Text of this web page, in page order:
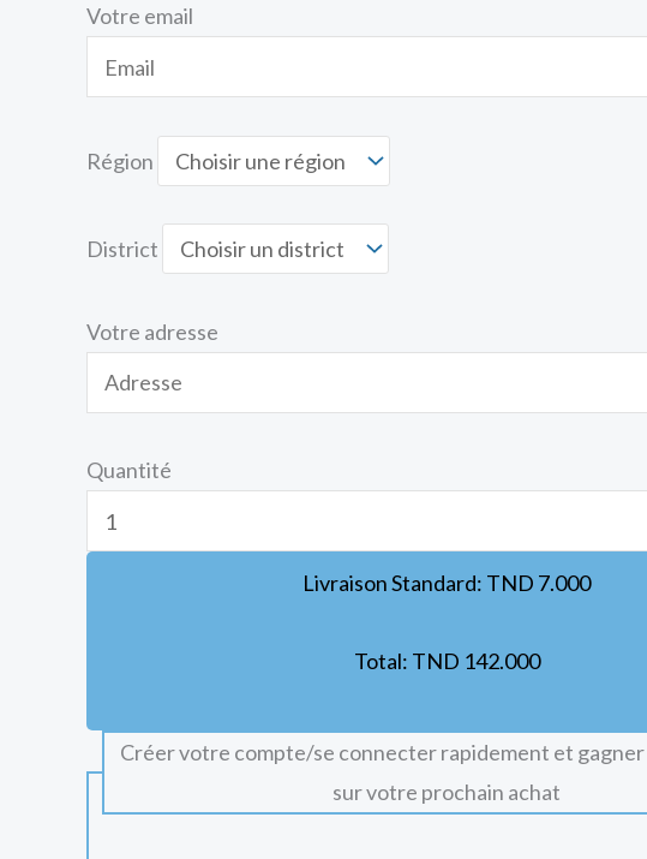
Votre email
Région
District
Votre adresse
Quantité
Livraison Standard: TND 7.000
Total: TND 142.000
Créer votre compte/se connecter rapidement et gagner
sur votre prochain achat